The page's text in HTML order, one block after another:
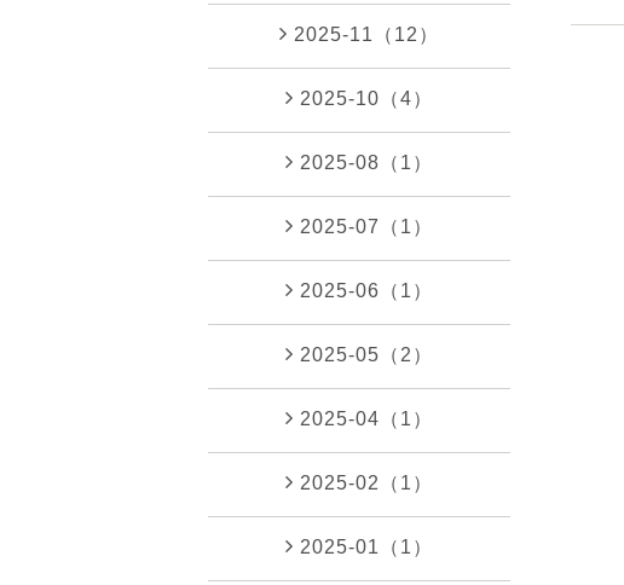
2025-11（12）
2025-10（4）
2025-08（1）
2025-07（1）
2025-06（1）
2025-05（2）
2025-04（1）
2025-02（1）
2025-01（1）